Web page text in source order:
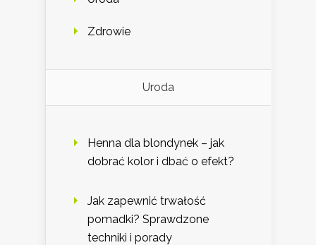
Zdrowie
Uroda
Henna dla blondynek – jak
dobrać kolor i dbać o efekt?
Jak zapewnić trwałość
pomadki? Sprawdzone
techniki i porady